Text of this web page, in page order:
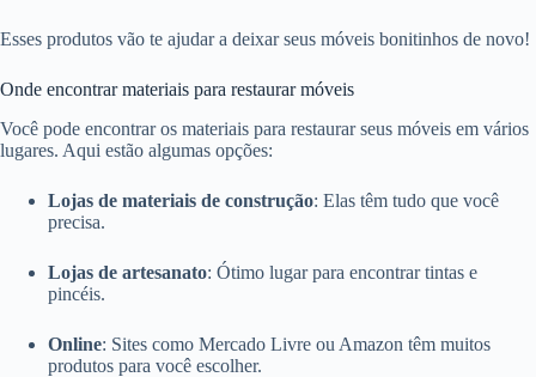
Esses produtos vão te ajudar a deixar seus móveis bonitinhos de novo!
Onde encontrar materiais para restaurar móveis
Você pode encontrar os materiais para restaurar seus móveis em vários
lugares. Aqui estão algumas opções:
Lojas de materiais de construção: Elas têm tudo que você
precisa.
Lojas de artesanato: Ótimo lugar para encontrar tintas e
pincéis.
Online: Sites como Mercado Livre ou Amazon têm muitos
produtos para você escolher.